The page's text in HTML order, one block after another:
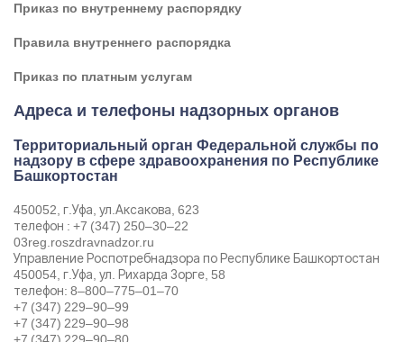
Приказ по внутреннему распорядку
Правила внутреннего распорядка
Приказ по платным услугам
Адреса и телефоны надзорных органов
Территориальный орган Федеральной службы по
надзору в сфере здравоохранения по Республике
Башкортостан
450052, г.Уфа, ул.Аксакова, 62​3
телефон : +7 (347) 250‒30‒22
03reg.roszdravnadzor.ru
Управление Роспотребнадзора по Республике Башкортостан
450054, г.Уфа, ул. ​Рихарда Зорге, 58
телефон: 8‒800‒775‒01‒70
+7 (347) 229‒90‒99
+7 (347) 229‒90‒98
+7 (347) 229‒90‒80